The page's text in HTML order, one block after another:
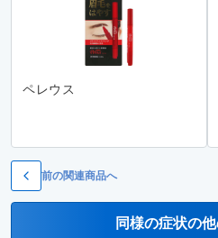
ペレウス
前の関連商品へ
同様の症状の